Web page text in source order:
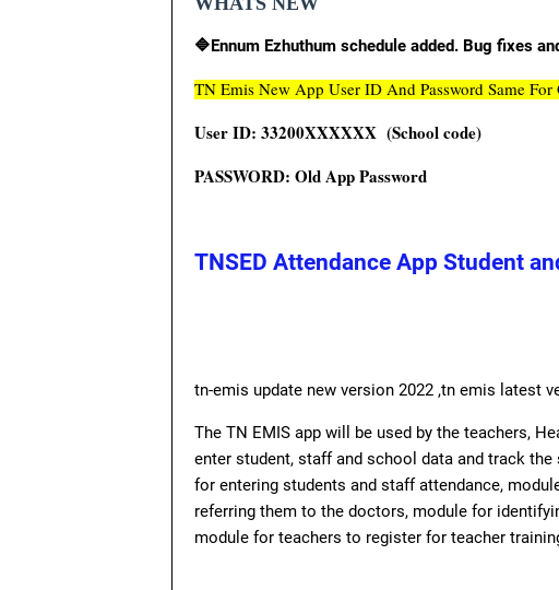
🔷️Ennum Ezhuthum schedule added. Bug fixes
TN Emis New App User ID And Password Same
User ID: 33200XXXXXX (School code)
PASSWORD: Old App Password
TNSED Attendance App Student
tn-emis update new version 2022 ,tn emis latest
The TN EMIS app will be used by the teachers,
enter student, staff and school data and track
for entering students and staff attendance,
referring them to the doctors, module for
module for teachers to register for teacher